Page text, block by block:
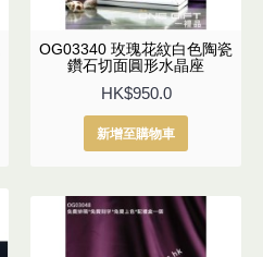
OG03340 玫瑰花紋白色陶瓷
鑽石切面圓形水晶座
HK$950.0
新增至購物車